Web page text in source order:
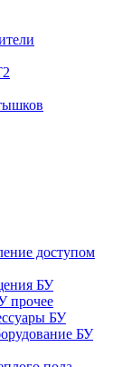
доступом
БУ
прочее
БУ
БУ